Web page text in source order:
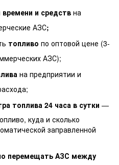
и средств на
АЗС;
топливо по оптовой цене (3-
АЗС);
на предприятии и
топлива 24 часа в сутки —
куда и сколько
заправленной
перемещать АЗС между